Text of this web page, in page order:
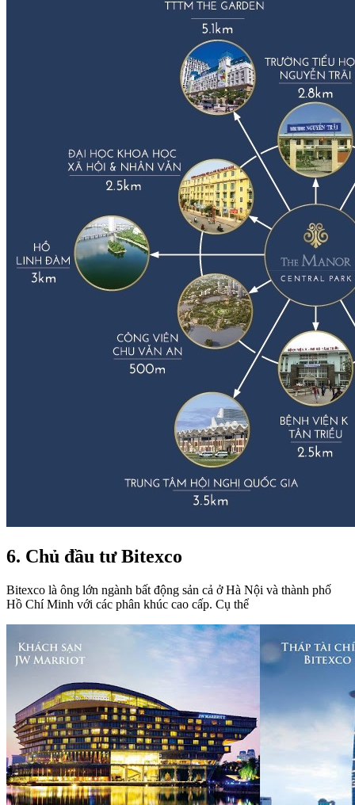
6. Chủ đầu tư Bitexco
Bitexco là ông lớn ngành bất động sản cả ở Hà Nội và thành phố
Hồ Chí Minh với các phân khúc cao cấp. Cụ thể